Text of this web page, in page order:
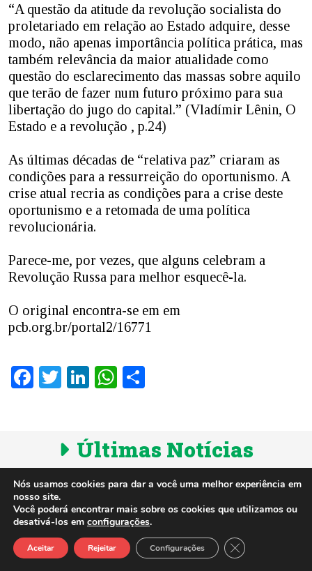
“A questão da atitude da revolução socialista do
proletariado em relação ao Estado adquire, desse
modo, não apenas importância política prática, mas
também relevância da maior atualidade como
questão do esclarecimento das massas sobre aquilo
que terão de fazer num futuro próximo para sua
libertação do jugo do capital.” (Vladímir Lênin, O
Estado e a revolução , p.24)
As últimas décadas de “relativa paz” criaram as
condições para a ressurreição do oportunismo. A
crise atual recria as condições para a crise deste
oportunismo e a retomada de uma política
revolucionária.
Parece-me, por vezes, que alguns celebram a
Revolução Russa para melhor esquecê-la.
O original encontra-se em em
pcb.org.br/portal2/16771
Facebook
Twitter
LinkedIn
WhatsApp
Últimas Notícias
VER TODAS |
Nós usamos cookies para dar a você uma melhor experiência em
nosso site.
Você poderá encontrar mais sobre os cookies que utilizamos ou
desativá-los em configurações.
Aceitar Rejeitar Configurações Close GDPR